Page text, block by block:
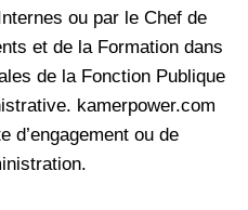
ou par le Chef de
et de la Formation dans
de la Fonction Publique
kamerpower.com
d’engagement ou de